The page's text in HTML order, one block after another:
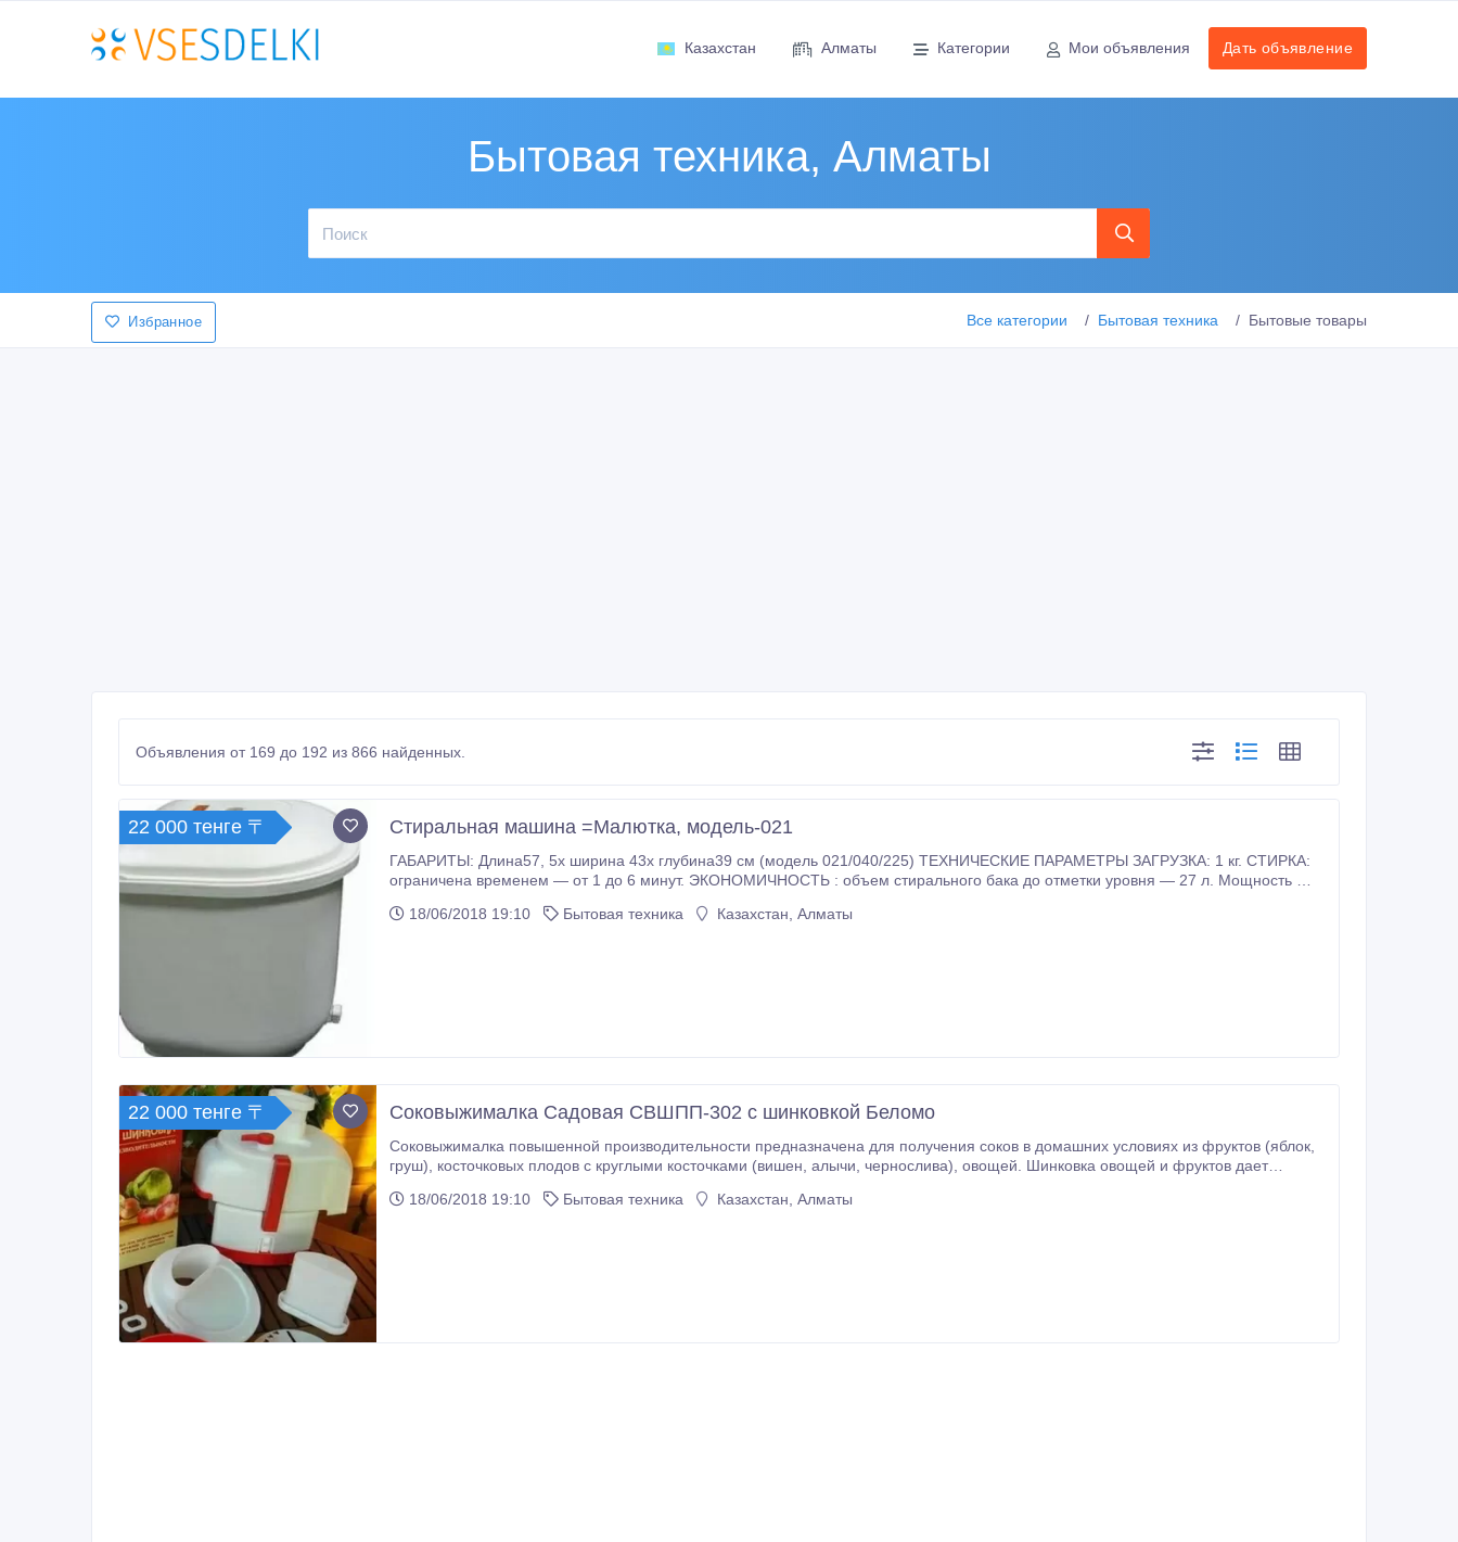
Казахстан Алматы Категории Мои объявления Дать объявление
Бытовая техника, Алматы
Избранное Все категории Бытовая техника Бытовые товары
Объявления от 169 до 192 из 866 найденных.
22 000 тенге 〒 Стиральная машина =Малютка, модель-021
ГАБАРИТЫ: Длина57, 5x ширина 43x глубина39 см (модель 021/040/225) ТЕХНИЧЕСКИЕ ПАРАМЕТРЫ ЗАГРУЗКА: 1 кг. СТИРКА:
ограничена временем — от 1 до 6 минут. ЭКОНОМИЧНОСТЬ : объем стирального бака до отметки уровня — 27 л. Мощность —
компактным размерам и простой эксплуатации.
18/06/2018 19:10 Бытовая техника Казахстан, Алматы
22 000 тенге 〒 Соковыжималка Садовая СВШПП-302 с шинковкой Беломо
Соковыжималка повышенной производительности предназначена для получения соков в домашних условиях из фруктов (яблок,
груш), косточковых плодов с круглыми косточками (вишен, алычи, чернослива), овощей. Шинковка овощей и фруктов дает
18/06/2018 19:10 Бытовая техника Казахстан, Алматы